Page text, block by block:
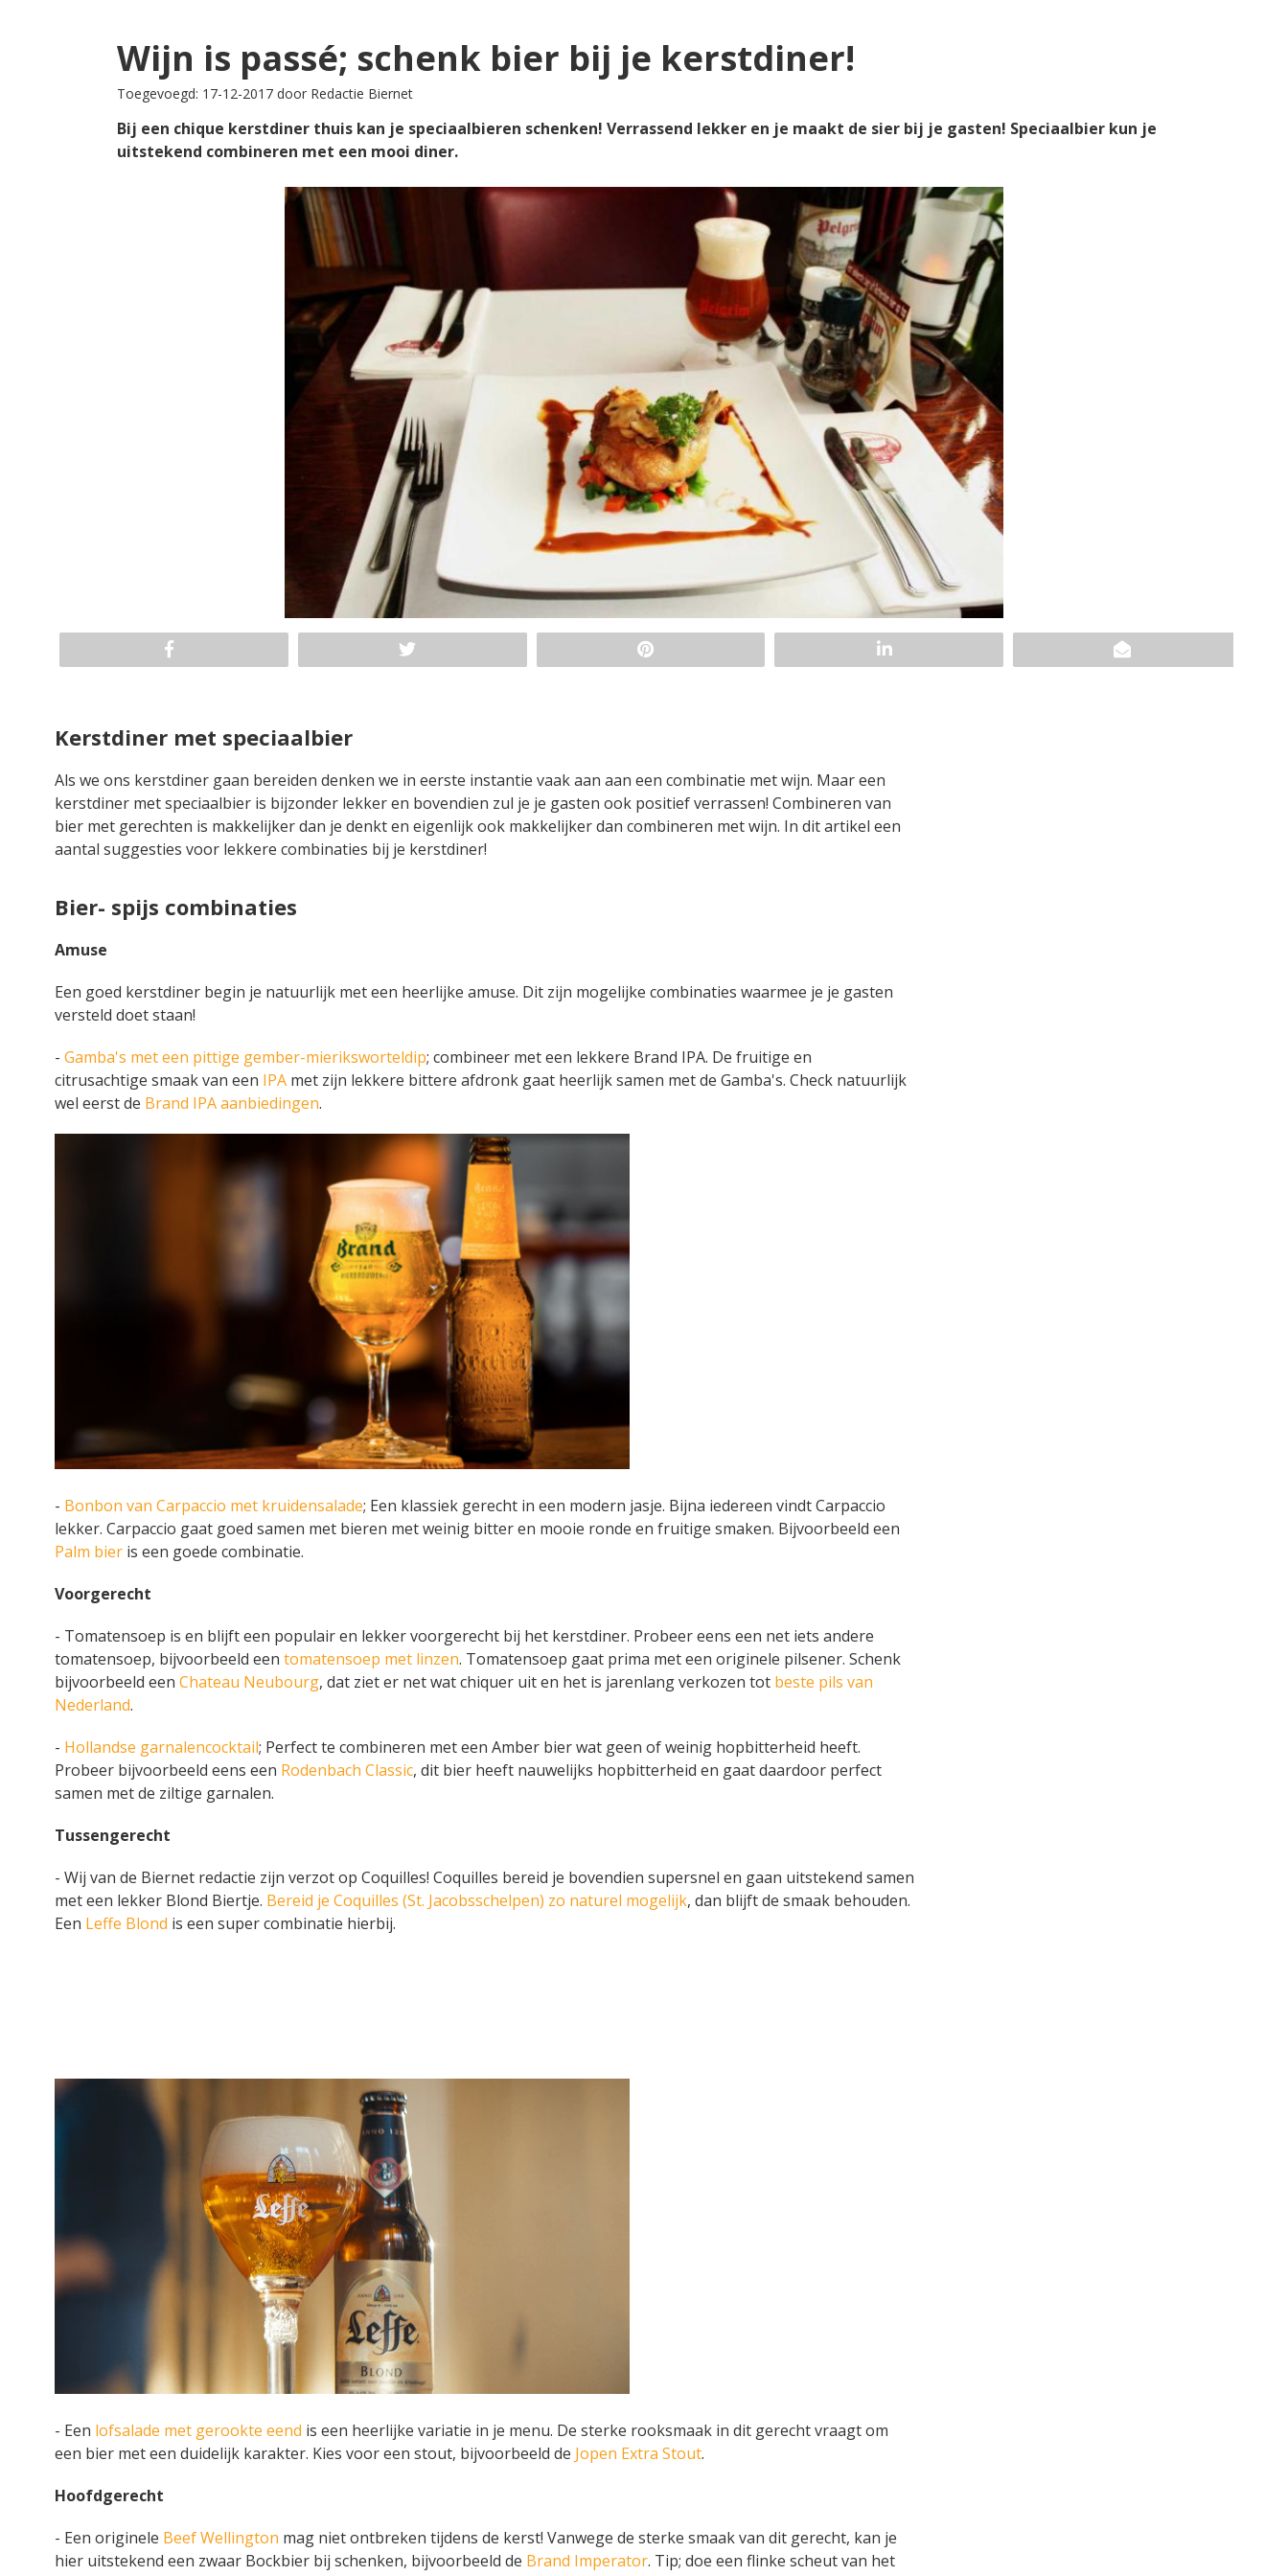
Wijn is passé; schenk bier bij je kerstdiner!
Toegevoegd: 17-12-2017 door Redactie Biernet
Bij een chique kerstdiner thuis kan je speciaalbieren schenken! Verrassend lekker en je maakt de sier bij je gasten! Speciaalbier kun je
uitstekend combineren met een mooi diner.
Kerstdiner met speciaalbier
Als we ons kerstdiner gaan bereiden denken we in eerste instantie vaak aan aan een combinatie met wijn. Maar een
kerstdiner met speciaalbier is bijzonder lekker en bovendien zul je je gasten ook positief verrassen! Combineren van
bier met gerechten is makkelijker dan je denkt en eigenlijk ook makkelijker dan combineren met wijn. In dit artikel een
aantal suggesties voor lekkere combinaties bij je kerstdiner!
Bier- spijs combinaties
Amuse
Een goed kerstdiner begin je natuurlijk met een heerlijke amuse. Dit zijn mogelijke combinaties waarmee je je gasten
versteld doet staan!
- Gamba's met een pittige gember-mieriksworteldip; combineer met een lekkere Brand IPA. De fruitige en
citrusachtige smaak van een IPA met zijn lekkere bittere afdronk gaat heerlijk samen met de Gamba's. Check natuurlijk
wel eerst de Brand IPA aanbiedingen.
- Bonbon van Carpaccio met kruidensalade; Een klassiek gerecht in een modern jasje. Bijna iedereen vindt Carpaccio
lekker. Carpaccio gaat goed samen met bieren met weinig bitter en mooie ronde en fruitige smaken. Bijvoorbeeld een
Palm bier is een goede combinatie.
Voorgerecht
- Tomatensoep is en blijft een populair en lekker voorgerecht bij het kerstdiner. Probeer eens een net iets andere
tomatensoep, bijvoorbeeld een tomatensoep met linzen. Tomatensoep gaat prima met een originele pilsener. Schenk
bijvoorbeeld een Chateau Neubourg, dat ziet er net wat chiquer uit en het is jarenlang verkozen tot beste pils van
Nederland.
- Hollandse garnalencocktail; Perfect te combineren met een Amber bier wat geen of weinig hopbitterheid heeft.
Probeer bijvoorbeeld eens een Rodenbach Classic, dit bier heeft nauwelijks hopbitterheid en gaat daardoor perfect
samen met de ziltige garnalen.
Tussengerecht
- Wij van de Biernet redactie zijn verzot op Coquilles! Coquilles bereid je bovendien supersnel en gaan uitstekend samen
met een lekker Blond Biertje. Bereid je Coquilles (St. Jacobsschelpen) zo naturel mogelijk, dan blijft de smaak behouden.
Een Leffe Blond is een super combinatie hierbij.
- Een lofsalade met gerookte eend is een heerlijke variatie in je menu. De sterke rooksmaak in dit gerecht vraagt om
een bier met een duidelijk karakter. Kies voor een stout, bijvoorbeeld de Jopen Extra Stout.
Hoofdgerecht
- Een originele Beef Wellington mag niet ontbreken tijdens de kerst! Vanwege de sterke smaak van dit gerecht, kan je
hier uitstekend een zwaar Bockbier bij schenken, bijvoorbeeld de Brand Imperator. Tip; doe een flinke scheut van het